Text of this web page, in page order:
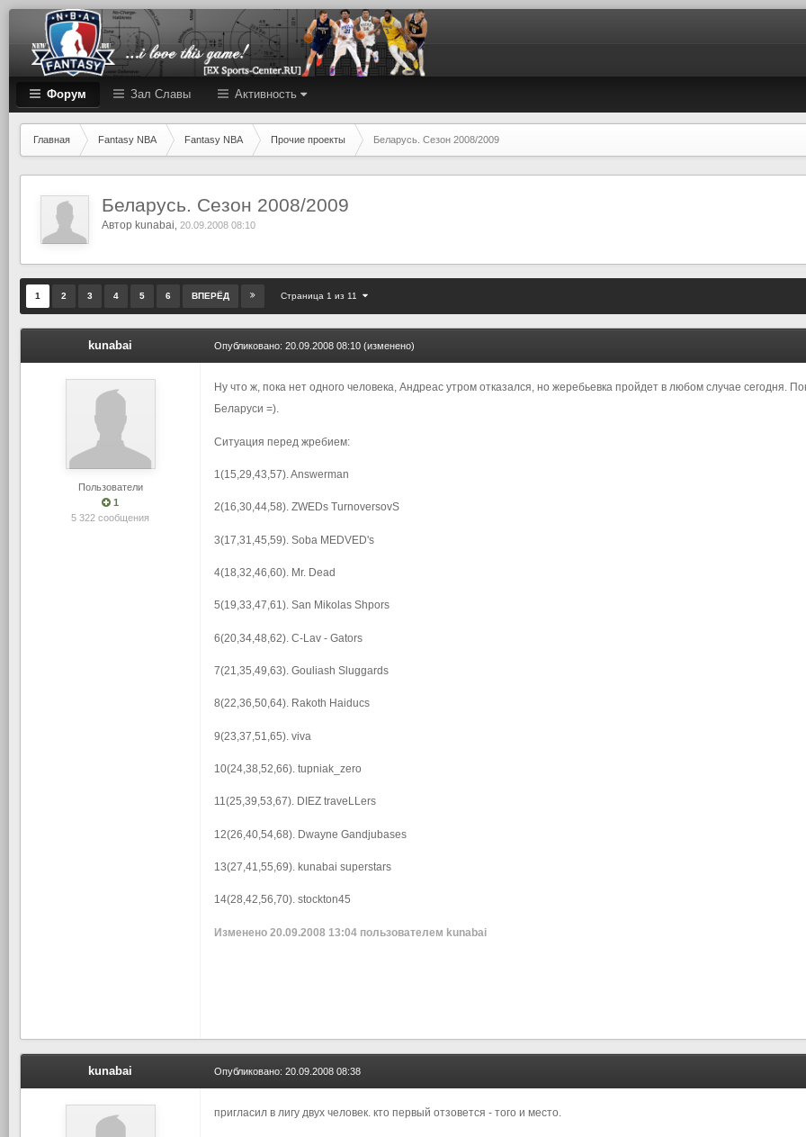
Форум Зал Cлавы Активность
Главная Fantasy NBA Fantasy NBA Прочие проекты Беларусь. Сезон 2008/2009
Беларусь. Сезон 2008/2009
Автор kunabai 20.09.2008 08:10
1 2 3 4 5 6 ВПЕРЁД Страница 1 из 11
kunabai
Пользователи
1
5 322 сообщения
Опубликовано: 20.09.2008 08:10 (изменено)
Ну что ж, пока нет одного человека, Андреас утром отказался, но жеребьевка пройдет в любом случае сегодня.
Беларуси =).
Ситуация перед жребием:
1(15,29,43,57). Answerman
2(16,30,44,58). ZWEDs TurnoversovS
3(17,31,45,59). Soba MEDVED's
4(18,32,46,60). Mr. Dead
5(19,33,47,61). San Mikolas Shpors
6(20,34,48,62). C-Lav - Gators
7(21,35,49,63). Gouliash Sluggards
8(22,36,50,64). Rakoth Haiducs
9(23,37,51,65). viva
10(24,38,52,66). tupniak_zero
11(25,39,53,67). DIEZ traveLLers
12(26,40,54,68). Dwayne Gandjubases
13(27,41,55,69). kunabai superstars
14(28,42,56,70). stockton45
Изменено 20.09.2008 13:04 пользователем kunabai
kunabai Опубликовано: 20.09.2008 08:38
пригласил в лигу двух человек. кто первый отзовется - того и место.